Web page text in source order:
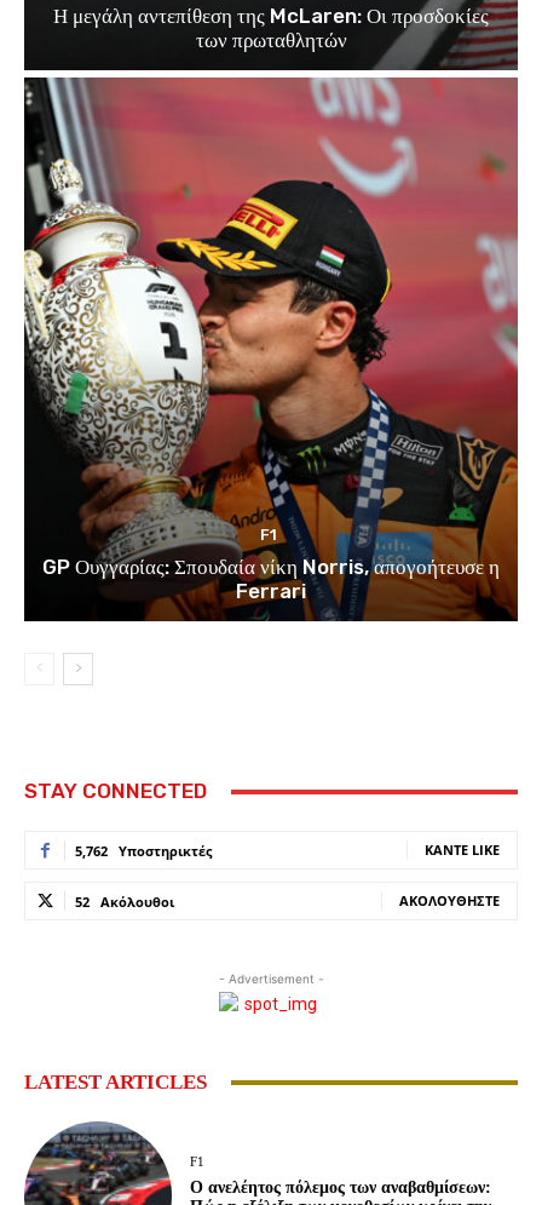
Η μεγάλη αντεπίθεση της McLaren: Οι προσδοκίες
των πρωταθλητών
F1
GP Ουγγαρίας: Σπουδαία νίκη Norris, απογοήτευσε η
Ferrari
STAY CONNECTED
5,762 Υποστηρικτές ΚΆΝΤΕ LIKE
52 Ακόλουθοι ΑΚΟΛΟΥΘΉΣΤΕ
- Advertisement -
LATEST ARTICLES
F1
Ο ανελέητος πόλεμος των αναβαθμίσεων: